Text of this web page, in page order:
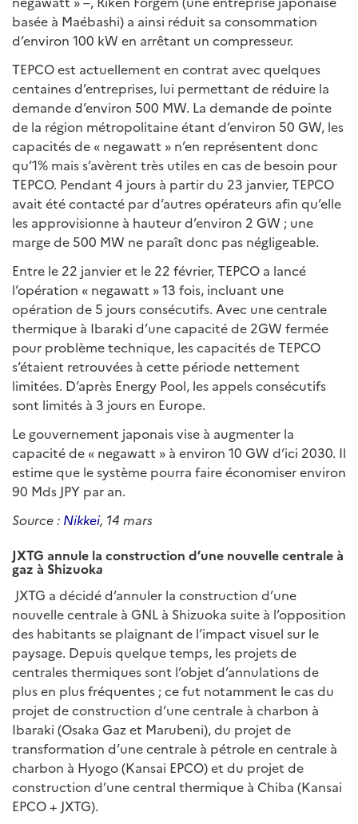
basée à Maébashi) a ainsi réduit sa consommation
d’environ 100 kW en arrêtant un compresseur.
TEPCO est actuellement en contrat avec quelques
centaines d’entreprises, lui permettant de réduire la
demande d’environ 500 MW. La demande de pointe
de la région métropolitaine étant d’environ 50 GW, les
capacités de « negawatt » n’en représentent donc
qu’1% mais s’avèrent très utiles en cas de besoin pour
TEPCO. Pendant 4 jours à partir du 23 janvier, TEPCO
avait été contacté par d’autres opérateurs afin qu’elle
les approvisionne à hauteur d’environ 2 GW ; une
marge de 500 MW ne paraît donc pas négligeable.
Entre le 22 janvier et le 22 février, TEPCO a lancé
l’opération « negawatt » 13 fois, incluant une
opération de 5 jours consécutifs. Avec une centrale
thermique à Ibaraki d’une capacité de 2GW fermée
pour problème technique, les capacités de TEPCO
s’étaient retrouvées à cette période nettement
limitées. D’après Energy Pool, les appels consécutifs
sont limités à 3 jours en Europe.
Le gouvernement japonais vise à augmenter la
capacité de « negawatt » à environ 10 GW d’ici 2030. Il
estime que le système pourra faire économiser environ
90 Mds JPY par an.
Source : Nikkei, 14 mars
JXTG annule la construction d’une nouvelle centrale à
gaz à Shizuoka
JXTG a décidé d’annuler la construction d’une
nouvelle centrale à GNL à Shizuoka suite à l’opposition
des habitants se plaignant de l’impact visuel sur le
paysage. Depuis quelque temps, les projets de
centrales thermiques sont l’objet d’annulations de
plus en plus fréquentes ; ce fut notamment le cas du
projet de construction d’une centrale à charbon à
Ibaraki (Osaka Gaz et Marubeni), du projet de
transformation d’une centrale à pétrole en centrale à
charbon à Hyogo (Kansai EPCO) et du projet de
construction d’une central thermique à Chiba (Kansai
EPCO + JXTG).